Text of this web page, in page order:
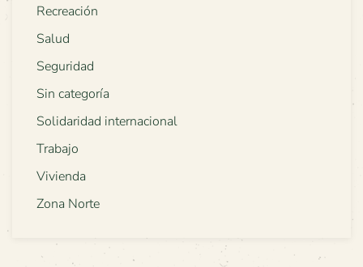
Recreación
Salud
Seguridad
Sin categoría
Solidaridad internacional
Trabajo
Vivienda
Zona Norte